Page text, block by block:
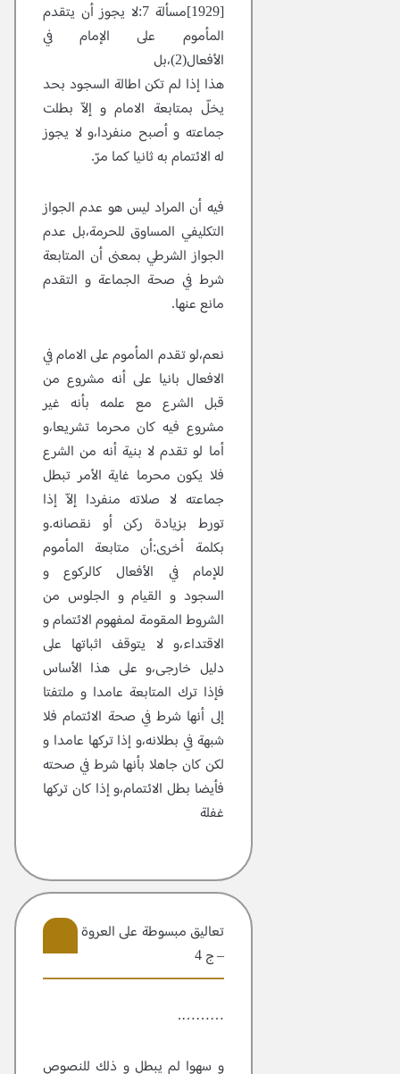
[1929]مسألة 7:لا يجوز أن يتقدم
المأموم على الإمام في
الأفعال(2)،بل
هذا إذا لم تكن اطالة السجود بحد
يخلّ بمتابعة الامام و إلاّ بطلت
جماعته و أصبح منفردا،و لا يجوز
له الائتمام به ثانيا كما مرّ.
فيه أن المراد ليس هو عدم الجواز
التكليفي المساوق للحرمة،بل عدم
الجواز الشرطي بمعنى أن المتابعة
شرط في صحة الجماعة و التقدم
مانع عنها.
نعم،لو تقدم المأموم على الامام في
الافعال بانيا على أنه مشروع من
قبل الشرع مع علمه بأنه غير
مشروع فيه كان محرما تشريعا،و
أما لو تقدم لا بنية أنه من الشرع
فلا يكون محرما غاية الأمر تبطل
جماعته لا صلاته منفردا إلاّ إذا
تورط بزيادة ركن أو نقصانه.و
بكلمة أخرى:أن متابعة المأموم
للإمام في الأفعال كالركوع و
السجود و القيام و الجلوس من
الشروط المقومة لمفهوم الائتمام و
الاقتداء،و لا يتوقف اثباتها على
دليل خارجى،و على هذا الأساس
فإذا ترك المتابعة عامدا و ملتفتا
إلى أنها شرط في صحة الائتمام فلا
شبهة في بطلانه،و إذا تركها عامدا و
لكن كان جاهلا بأنها شرط في صحته
فأيضا بطل الائتمام،و إذا كان تركها
غفلة
تعاليق مبسوطة علی العروة الوثقی
– ج 4
……….
و سهوا لم يبطل و ذلك للنصوص